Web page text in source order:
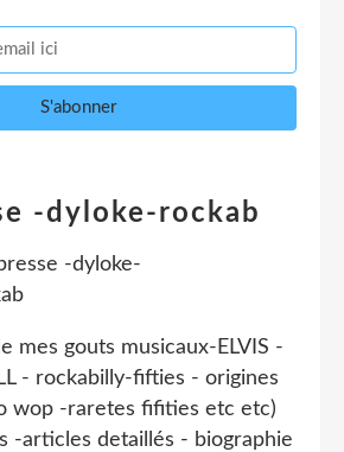
-dyloke-rockab
mes gouts musicaux-ELVIS -
- rockabilly-fifties - origines
wop -raretes fifities etc etc)
-articles detaillés - biographie